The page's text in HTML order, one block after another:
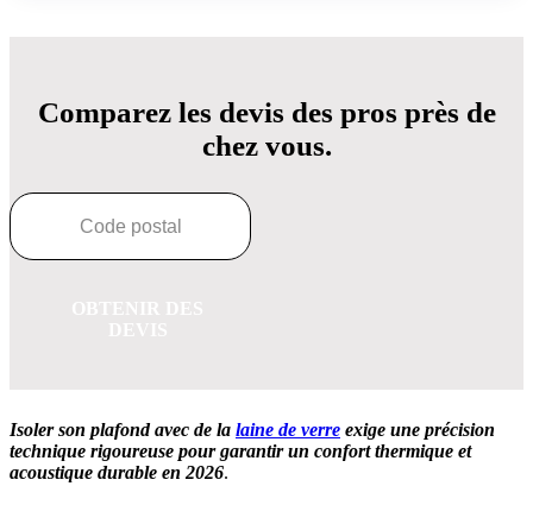
Comparez les devis des pros près de
chez vous.
Isoler son plafond avec de la laine de verre exige une précision
technique rigoureuse pour garantir un confort thermique et
acoustique durable en 2026.